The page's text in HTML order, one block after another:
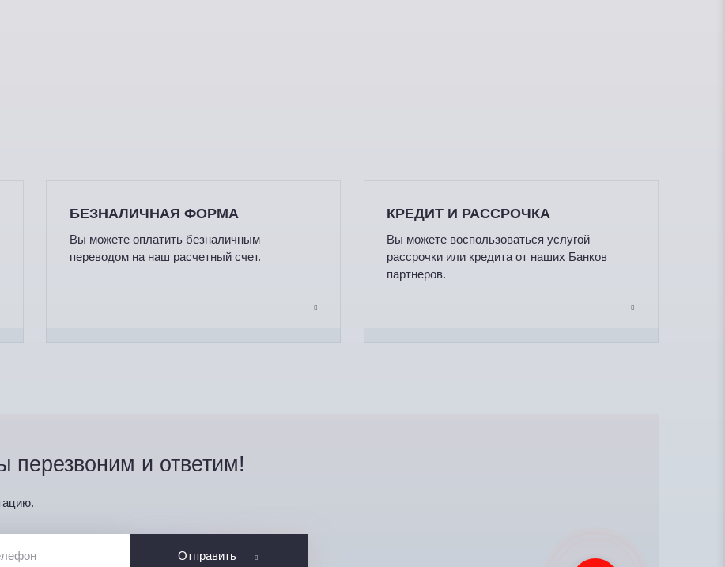
БЕЗНАЛИЧНАЯ ФОРМА
Вы можете оплатить безналичным
переводом на наш расчетный счет.
КРЕДИТ И РАССРОЧКА
Вы можете воспользоваться услугой
рассрочки или кредита от наших Банков
партнеров.
и ответим!
Отправить